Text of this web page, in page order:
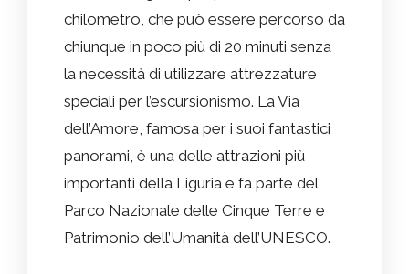
chilometro, che può essere percorso da
chiunque in poco più di 20 minuti senza
la necessità di utilizzare attrezzature
speciali per l’escursionismo. La Via
dell’Amore, famosa per i suoi fantastici
panorami, è una delle attrazioni più
importanti della Liguria e fa parte del
Parco Nazionale delle Cinque Terre e
Patrimonio dell’Umanità dell’UNESCO.